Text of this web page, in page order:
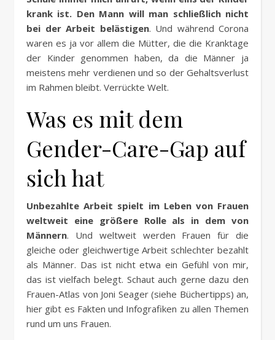
krank ist. Den Mann will man schließlich nicht
bei der Arbeit belästigen. Und während Corona
waren es ja vor allem die Mütter, die die Kranktage
der Kinder genommen haben, da die Männer ja
meistens mehr verdienen und so der Gehaltsverlust
im Rahmen bleibt. Verrückte Welt.
Was es mit dem
Gender-Care-Gap auf
sich hat
Unbezahlte Arbeit spielt im Leben von Frauen
weltweit eine größere Rolle als in dem von
Männern. Und weltweit werden Frauen für die
gleiche oder gleichwertige Arbeit schlechter bezahlt
als Männer. Das ist nicht etwa ein Gefühl von mir,
das ist vielfach belegt. Schaut auch gerne dazu den
Frauen-Atlas von Joni Seager (siehe Büchertipps) an,
hier gibt es Fakten und Infografiken zu allen Themen
rund um uns Frauen.